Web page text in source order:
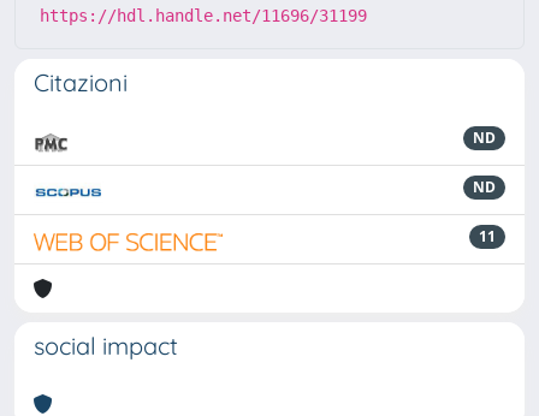
https://hdl.handle.net/11696/31199
Citazioni
ND
ND
11
social impact